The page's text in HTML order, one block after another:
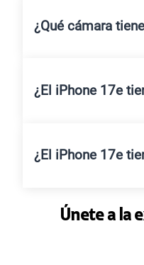
¿Qué cámara
¿El iPhone 17e
¿El iPhone 17e
Únete a la